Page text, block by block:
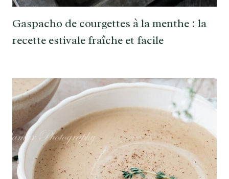
Gaspacho de courgettes à la menthe : la
recette estivale fraîche et facile